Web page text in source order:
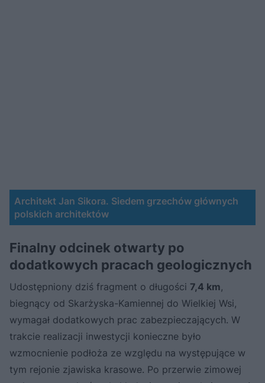
Architekt Jan Sikora. Siedem grzechów głównych
polskich architektów
Finalny odcinek otwarty po
dodatkowych pracach geologicznych
Udostępniony dziś fragment o długości 7,4 km,
biegnący od Skarżyska-Kamiennej do Wielkiej Wsi,
wymagał dodatkowych prac zabezpieczających. W
trakcie realizacji inwestycji konieczne było
wzmocnienie podłoża ze względu na występujące w
tym rejonie zjawiska krasowe. Po przerwie zimowej